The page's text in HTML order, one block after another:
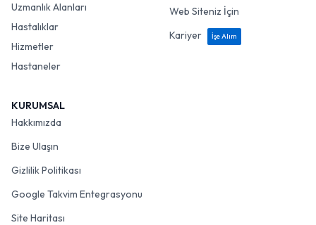
Uzmanlık Alanları
Hastalıklar
Hizmetler
Hastaneler
Web Siteniz İçin
Kariyer
İşe Alım
KURUMSAL
Hakkımızda
Bize Ulaşın
Gizlilik Politikası
Google Takvim Entegrasyonu
Site Haritası